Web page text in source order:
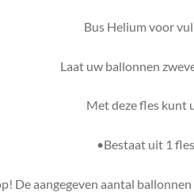
Bus Helium voor
Laat uw ballonnen
Met deze fles kunt
•Bestaat uit 1
De aangegeven aantal